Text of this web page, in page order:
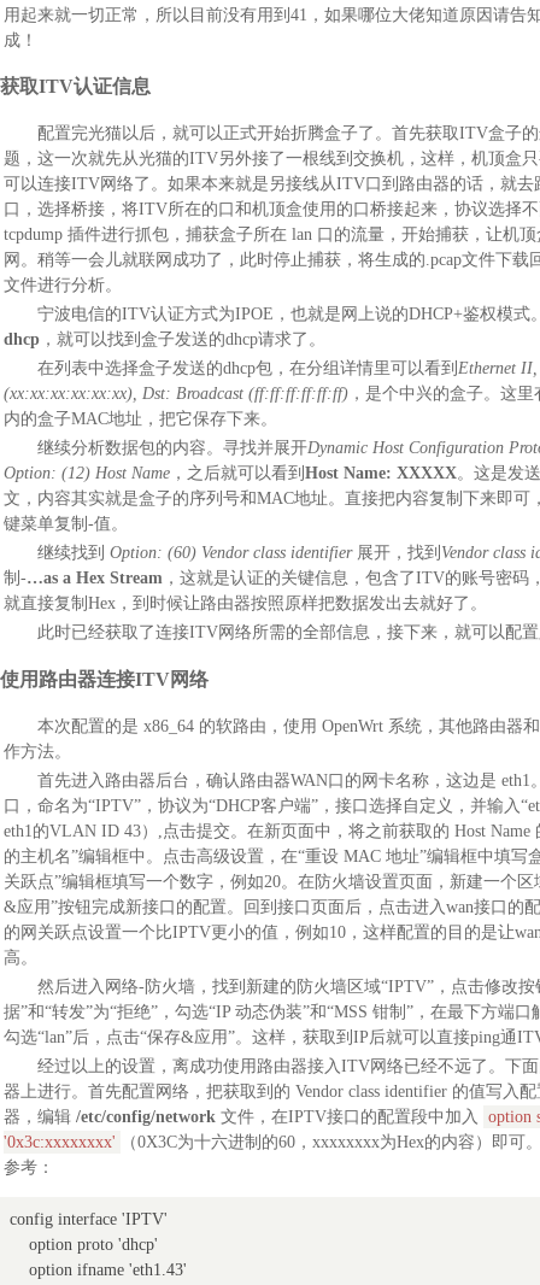
用起来就一切正常，所以目前没有用到41，如果哪位大佬知道原因请告
成！
获取ITV认证信息
配置完光猫以后，就可以正式开始折腾盒子了。首先获取ITV盒子
题，这一次就先从光猫的ITV另外接了一根线到交换机，这样，机顶盒
可以连接ITV网络了。如果本来就是另接线从ITV口到路由器的话，就
口，选择桥接，将ITV所在的口和机顶盒使用的口桥接起来，协议选择
tcpdump 插件进行抓包，捕获盒子所在 lan 口的流量，开始捕获，让机
网。稍等一会儿就联网成功了，此时停止捕获，将生成的.pcap文件下载
文件进行分析。
宁波电信的ITV认证方式为IPOE，也就是网上说的DHCP+鉴权模式
dhcp ，就可以找到盒子发送的dhcp请求了。
在列表中选择盒子发送的dhcp包，在分组详情里可以看到 Ethernet II,
(xx:xx:xx:xx:xx:xx), Dst: Broadcast (ff:ff:ff:ff:ff:ff) ，是个中兴的盒子。这
内的盒子MAC地址，把它保存下来。
继续分析数据包的内容。寻找并展开Dynamic Host Configuration
Option: (12) Host Name ，之后就可以看到 Host Name: XXXXX。这是发
文，内容其实就是盒子的序列号和MAC地址。直接把内容复制下来即可
键菜单复制-值。
继续找到 Option: (60) Vendor class identifier展开，找到 Vendor class
制-…as a Hex Stream ，这就是认证的关键信息，包含了ITV的账号密码
就直接复制Hex，到时候让路由器按照原样把数据发出去就好了。
此时已经获取了连接ITV网络所需的全部信息，接下来，就可以配
使用路由器连接ITV网络
本次配置的是 x86_64 的软路由，使用 OpenWrt 系统，其他路由器
作方法。
首先进入路由器后台，确认路由器WAN口的网卡名称，这边是 eth1
口，命名为“IPTV”，协议为“DHCP客户端”，接口选择自定义，并输入
eth1的VLAN ID 43）,点击提交。在新页面中，将之前获取的 Host Name
的主机名”编辑框中。点击高级设置，在“重设 MAC 地址”编辑框中填写
关跃点”编辑框填写一个数字，例如20。在防火墙设置页面，新建一个
&应用”按钮完成新接口的配置。回到接口页面后，点击进入wan接口的
的网关跃点设置一个比IPTV更小的值，例如10，这样配置的目的是让
高。
然后进入网络-防火墙，找到新建的防火墙区域“IPTV”，点击修改
据”和“转发”为“拒绝”，勾选“IP 动态伪装”和“MSS 钳制”，在最下方端
勾选“lan”后，点击“保存&应用”。这样，获取到IP后就可以直接ping通
经过以上的设置，离成功使用路由器接入ITV网络已经不远了。下
器上进行。首先配置网络，把获取到的 Vendor class identifier 的值写入
器，编辑 /etc/config/network 文件，在IPTV接口的配置段中加入
option
'0x3c:xxxxxxxx'
（0X3C为十六进制的60，xxxxxxxx为Hex的内容）即
参考：
config interface 'IPTV'
    option proto 'dhcp'
    option ifname 'eth1.43'